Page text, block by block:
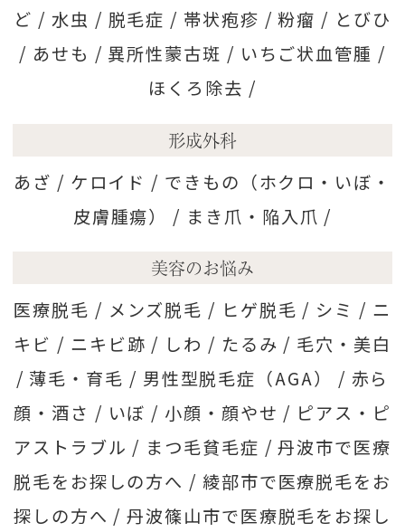
ど / 水虫 / 脱毛症 / 帯状疱疹 /粉瘤 / とびひ
/ あせも / 異所性蒙古斑 / いちご状血管腫 /
ほくろ除去 /
形成外科
あざ / ケロイド / できもの（ホクロ・いぼ・
皮膚腫瘍） / まき爪・陥入爪 /
美容のお悩み
医療脱毛 / メンズ脱毛 / ヒゲ脱毛 / シミ / ニ
キビ / ニキビ跡 / しわ / たるみ / 毛穴・美白
/ 薄毛・育毛 / 男性型脱毛症（AGA） / 赤ら
顔・酒さ / いぼ / 小顔・顔やせ / ピアス・ピ
アストラブル / まつ毛貧毛症 /丹波市で医療
脱毛をお探しの方へ / 綾部市で医療脱毛をお
探しの方へ /丹波篠山市で医療脱毛をお探し